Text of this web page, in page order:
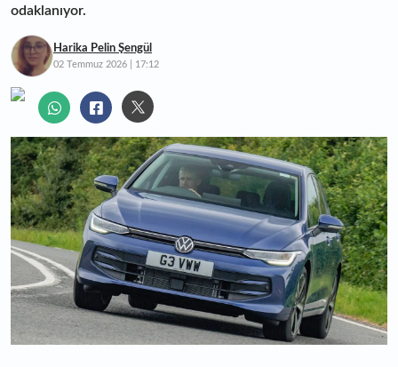
odaklanıyor.
Harika Pelin Şengül
02 Temmuz 2026 | 17:12